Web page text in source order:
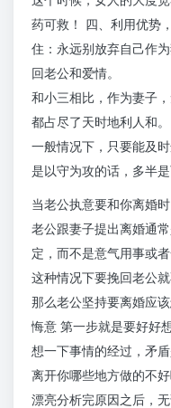
药可救！ 四、利用优势
住：永远别放弃自己作
回老公和爱情。
和小三相比，作为妻子
都占尽了天时地利人和。
一般情况下，只要能及
是以守为攻的话，多半是
当老公执意要和你离婚
老公跟妻子提出离婚通
定，而不是意气用事或者
这种情况下要挽回老公
那么老公坚持要离婚应
悔意 第一步就是要好好
想一下事情的经过，矛
离开你哪些地方做的不
漂亮分析完原因之后，